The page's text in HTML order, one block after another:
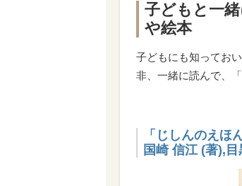
子どもと一
や絵本
子どもにも知ってお
非、一緒に読んで、
「じしんのえほん
国崎 信江 (著),